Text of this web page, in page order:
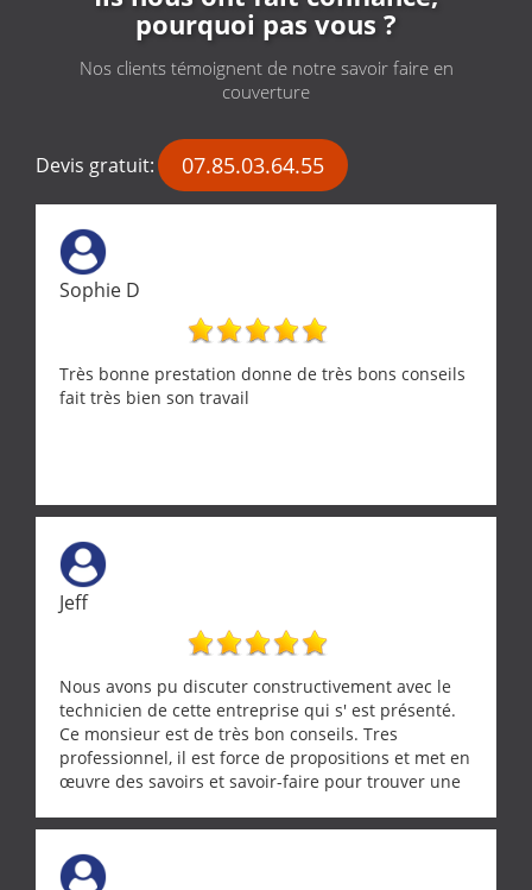
pourquoi pas vous ?
Nos clients témoignent de notre savoir faire en
couverture
Devis gratuit: 07.85.03.64.55
Sophie D
Très bonne prestation donne de très bons conseils
fait très bien son travail
Jeff
Nous avons pu discuter constructivement avec le
technicien de cette entreprise qui s' est présenté.
Ce monsieur est de très bon conseils. Tres
professionnel, il est force de propositions et met en
œuvre des savoirs et savoir-faire pour trouver une
demande de l écoute et de la considération, ce qui
ne se trouve que chez les pationnés de leur métier.
Merci a ce monsieur pour sa disponibilité